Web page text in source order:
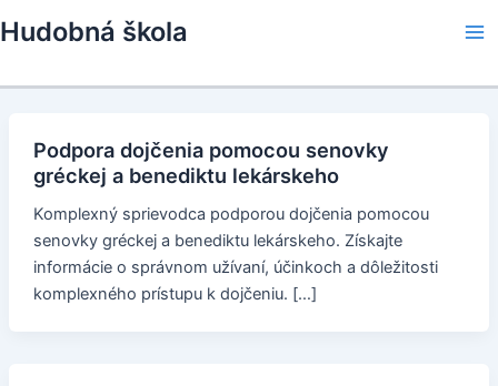
to
Hudobná škola
Podpora dojčenia pomocou senovky
gréckej a benediktu lekárskeho
Komplexný sprievodca podporou dojčenia pomocou
senovky gréckej a benediktu lekárskeho. Získajte
informácie o správnom užívaní, účinkoch a dôležitosti
komplexného prístupu k dojčeniu. […]